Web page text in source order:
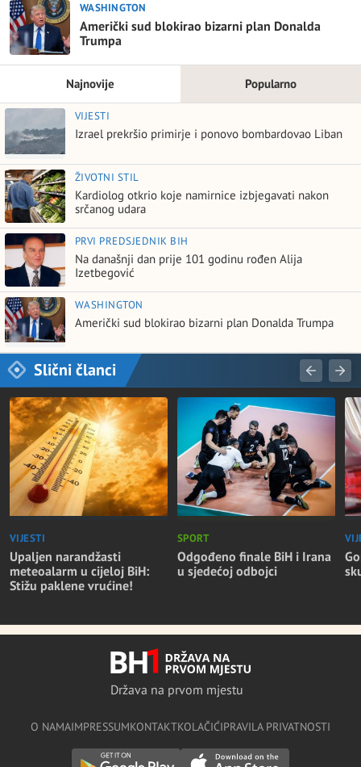
WASHINGTON
Američki sud blokirao bizarni plan Donalda
Trumpa
Najnovije Popularno
VIJESTI
Izrael prekršio primirje i ponovo bombardovao Liban
ŽIVOTNI STIL
Kardiolog otkrio koje namirnice izbjegavati nakon
srčanog udara
PRVI PREDSJEDNIK BIH
Na današnji dan prije 101 godinu rođen Alija
Izetbegović
WASHINGTON
Američki sud blokirao bizarni plan Donalda Trumpa
Slični članci
VIJESTI
Upaljen narandžasti
meteoalarm u cijeloj BiH:
Stižu paklene vrućine!
SPORT
Odgođeno finale BiH i Irana
u sjedećoj odbojci
Država na prvom mjestu
O NAMAIMPRESSUMKONTAKTKOLAČIĆIPRAVILA PRIVATNOSTI